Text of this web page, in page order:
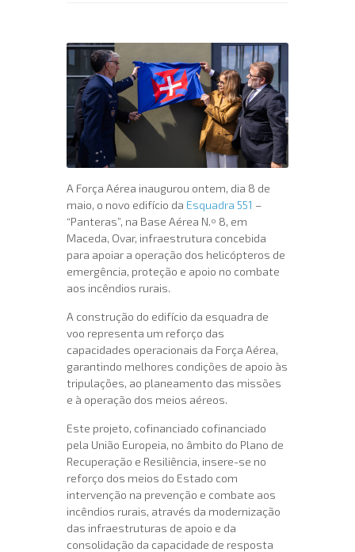
A Força Aérea inaugurou ontem, dia 8 de
maio, o novo edifício da Esquadra 551 –
“Panteras”, na Base Aérea N.º 8, em
Maceda, Ovar, infraestrutura concebida
para apoiar a operação dos helicópteros de
emergência, proteção e apoio no combate
aos incêndios rurais.
A construção do edifício da esquadra de
voo representa um reforço das
capacidades operacionais da Força Aérea,
garantindo melhores condições de apoio às
tripulações, ao planeamento das missões
e à operação dos meios aéreos.
Este projeto, cofinanciado cofinanciado
pela União Europeia, no âmbito do Plano de
Recuperação e Resiliência, insere-se no
reforço dos meios do Estado com
intervenção na prevenção e combate aos
incêndios rurais, através da modernização
das infraestruturas de apoio e da
consolidação da capacidade de resposta